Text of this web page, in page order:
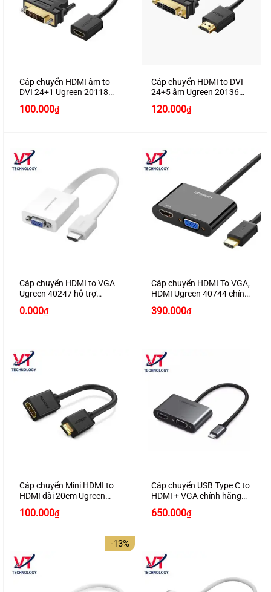
Cáp chuyển HDMI âm to
DVI 24+1 Ugreen 20118
100.000₫
Cáp chuyển HDMI to DVI
24+5 âm Ugreen 20136
120.000₫
Cáp chuyển HDMI to VGA
Ugreen 40247 hỗ trợ
Audio
0.000₫
Cáp chuyển HDMI To VGA,
HDMI Ugreen 40744 chính
hãng
390.000₫
Cáp chuyển Mini HDMI to
HDMI dài 20cm Ugreen
100.000₫
Cáp chuyển USB Type C to
HDMI + VGA chính hãng
650.000₫
-13%